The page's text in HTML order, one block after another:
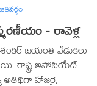
- రావెళ్ల
జయంతి వేడుకలు
రాష్ట్ర అసోసియేట్
అతిథిగా హాజరై,